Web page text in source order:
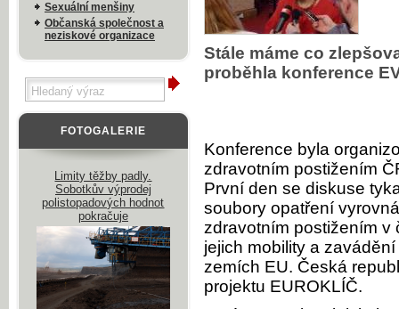
Stále máme co
proběhla konference
Konference byla
zdravotním postižením
První den se diskuse
soubory opatření
zdravotním postižením v
jejich mobility a
zemích EU. Česká
projektu EUROKLÍČ.
Sexuální menšiny
Občanská společnost a
neziskové organizace
FOTOGALERIE
Limity těžby padly.
Sobotkův výprodej
polistopadových hodnot
pokračuje